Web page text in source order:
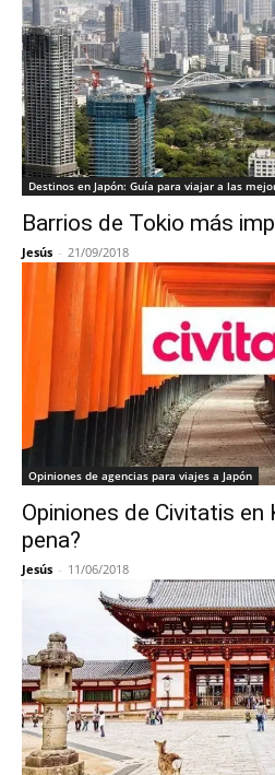
Destinos en Japón: Guía para viajar a las
Barrios de Tokio más
Jesús - 21/09/2018
Opiniones de agencias para viajes a Japón
Opiniones de Civitatis
pena?
Jesús - 11/06/2018